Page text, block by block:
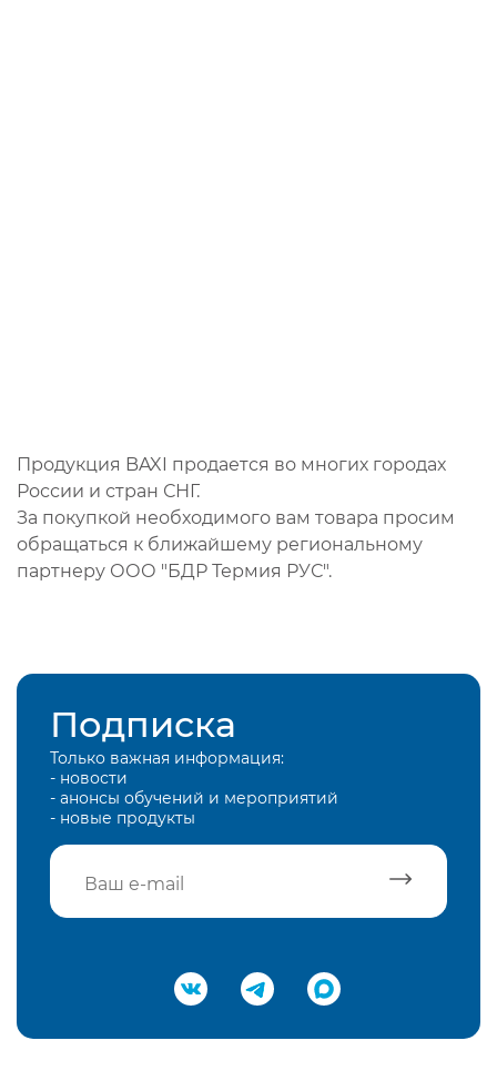
Продукция BAXI продается во многих городах
России и стран СНГ.
За покупкой необходимого вам товара просим
обращаться к ближайшему региональному
партнеру ООО "БДР Термия РУС".
Подписка
Только важная информация:
- новости
- анонсы обучений и мероприятий
- новые продукты
Подтвердить e-mail